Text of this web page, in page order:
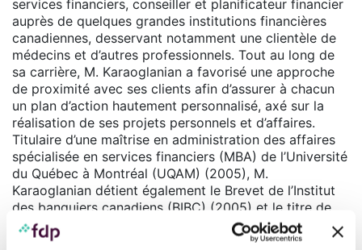
services financiers, conseiller et planificateur financier
auprès de quelques grandes institutions financières
canadiennes, desservant notamment une clientèle de
médecins et d’autres professionnels. Tout au long de
sa carrière, M. Karaoglanian a favorisé une approche
de proximité avec ses clients afin d’assurer à chacun
un plan d’action hautement personnalisé, axé sur la
réalisation de ses projets personnels et d’affaires.
Titulaire d’une maîtrise en administration des affaires
spécialisée en services financiers (MBA) de l’Université
du Québec à Montréal (UQAM) (2005), M.
Karaoglanian détient également le Brevet de l’Institut
des banquiers canadiens (BIBC) (2005) et le titre de
planificateur financier de l’Institut québécois de
planification financière (IQPF) (2001).